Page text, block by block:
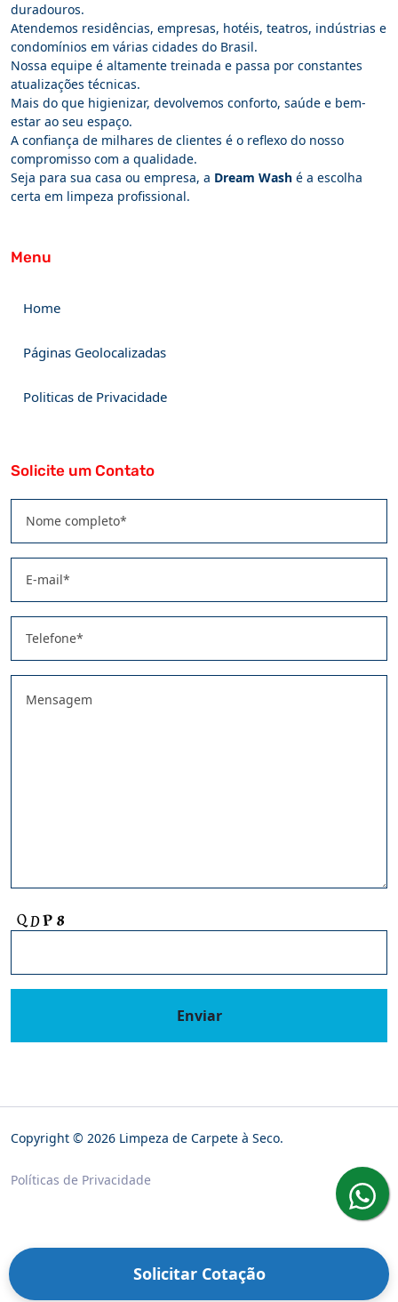
duradouros.
Atendemos residências, empresas, hotéis, teatros, indústrias e
condomínios em várias cidades do Brasil.
Nossa equipe é altamente treinada e passa por constantes
atualizações técnicas.
Mais do que higienizar, devolvemos conforto, saúde e bem-
estar ao seu espaço.
A confiança de milhares de clientes é o reflexo do nosso
compromisso com a qualidade.
Seja para sua casa ou empresa, a Dream Wash é a escolha
certa em limpeza profissional.
Menu
Home
Páginas Geolocalizadas
Politicas de Privacidade
Solicite um Contato
Enviar
Copyright © 2026 Limpeza de Carpete à Seco.
Políticas de Privacidade
Solicitar Cotação